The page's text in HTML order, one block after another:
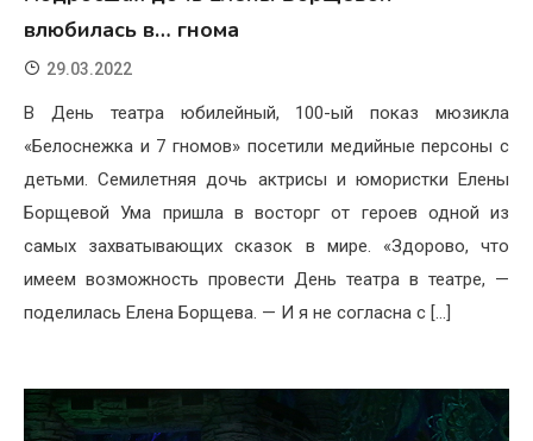
влюбилась в… гнома
29.03.2022
В День театра юбилейный, 100-ый показ мюзикла
«Белоснежка и 7 гномов» посетили медийные персоны с
детьми. Семилетняя дочь актрисы и юмористки Елены
Борщевой Ума пришла в восторг от героев одной из
самых захватывающих сказок в мире. «Здорово, что
имеем возможность провести День театра в театре, —
поделилась Елена Борщева. — И я не согласна с […]